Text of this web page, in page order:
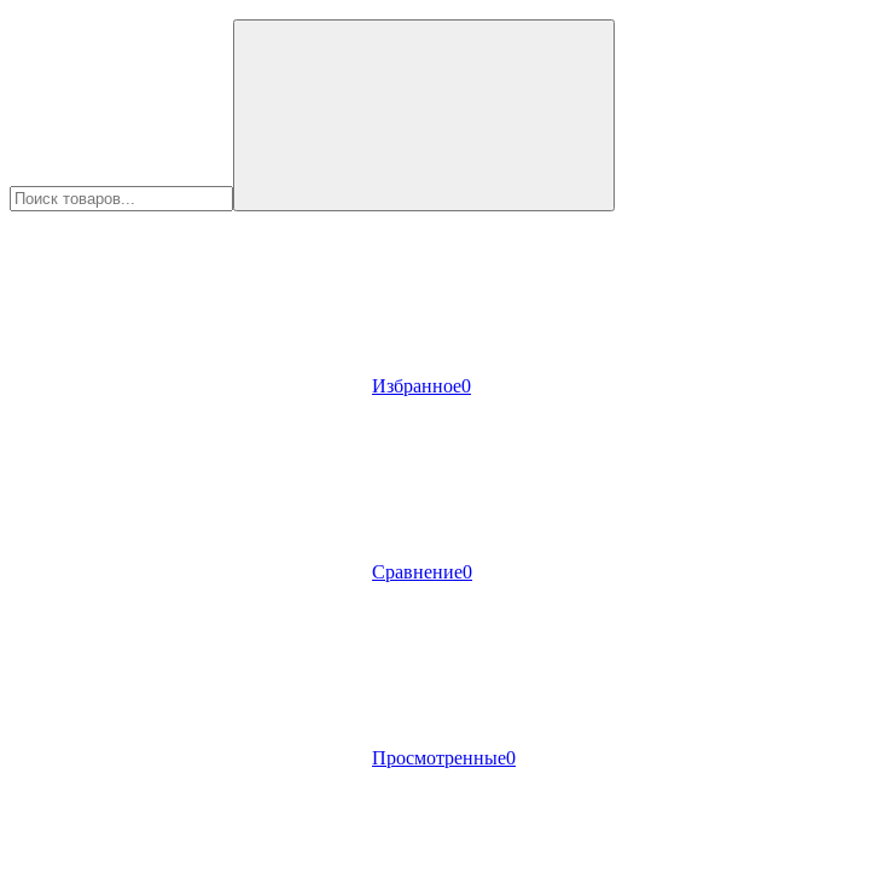
Избранное0
Сравнение0
Просмотренные0